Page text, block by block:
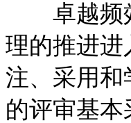
卓越频效
理的推进进
注、采用和
的评审基本